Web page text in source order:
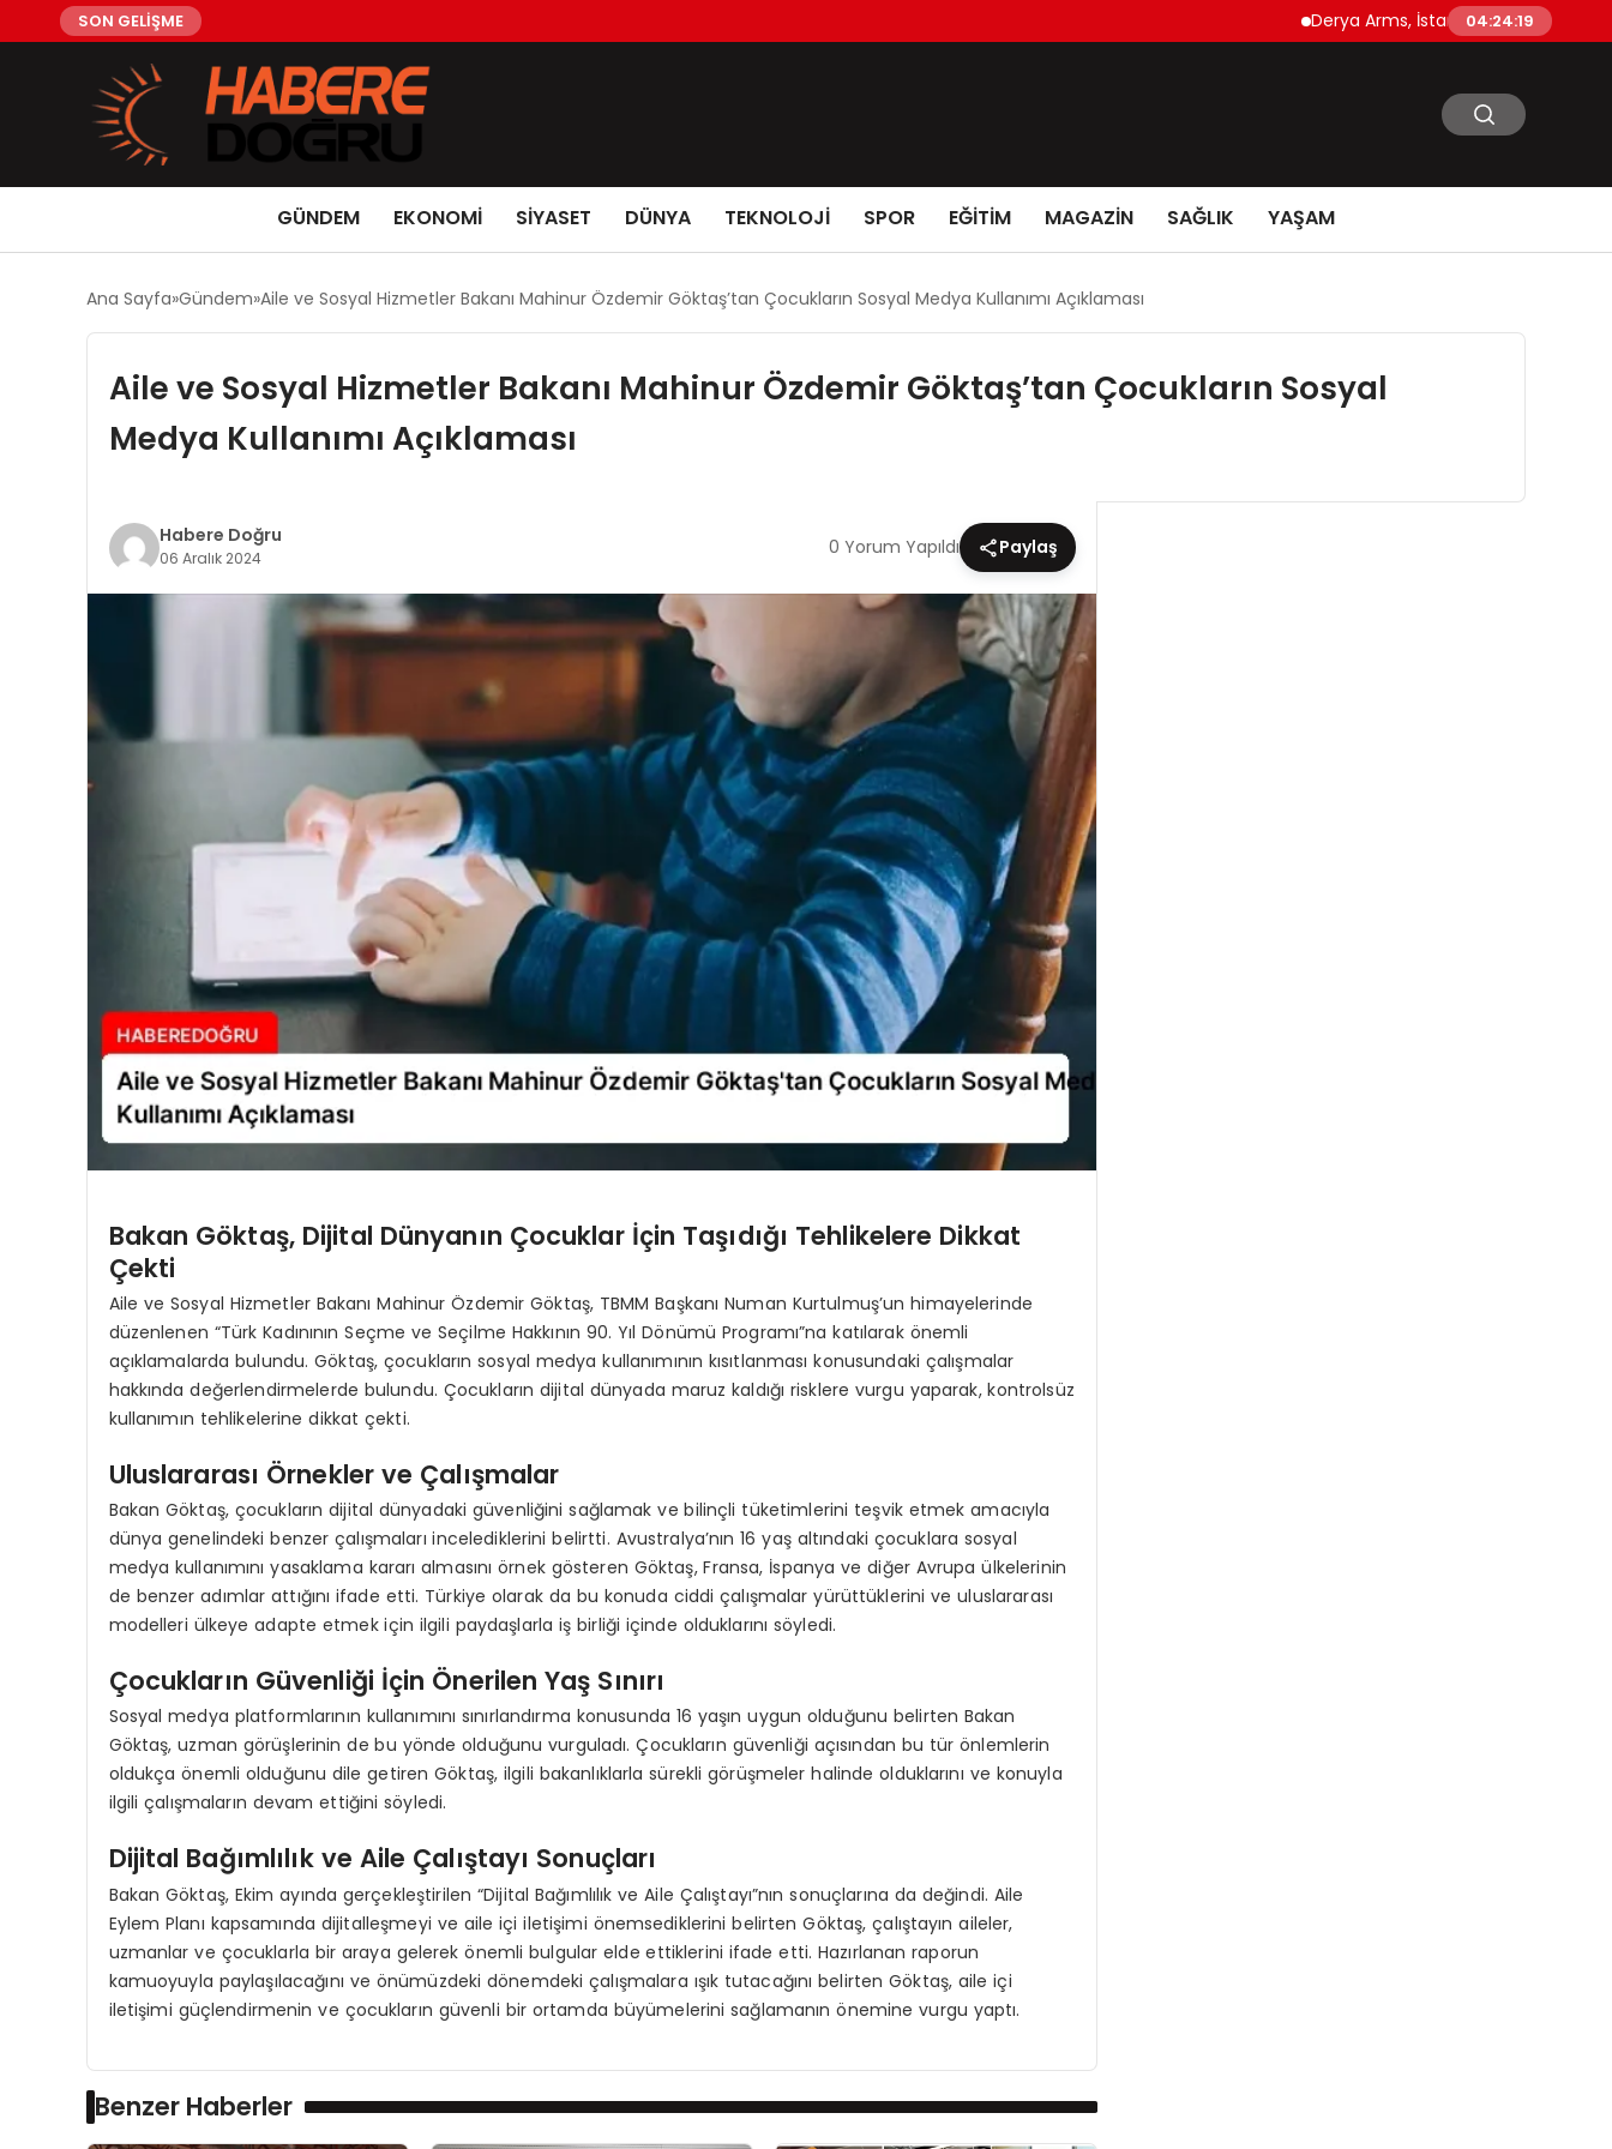
SON GELİŞME Derya Arms, İstanbul Prohunt 2026’da
04:24:20
GÜNDEM EKONOMİ SİYASET DÜNYA TEKNOLOJİ SPOR EĞİTİM MAGAZİN SAĞLIK YAŞAM
Ana Sayfa Gündem Aile ve Sosyal Hizmetler Bakanı Mahinur Özdemir Göktaş’tan Çocukların Sosyal Medya Kullanımı Açıklaması
Aile ve Sosyal Hizmetler Bakanı Mahinur Özdemir Göktaş’tan Çocukların Sosyal
Medya Kullanımı Açıklaması
Habere Doğru
06 Aralık 2024 0 Yorum Yapıldı Paylaş
Bakan Göktaş, Dijital Dünyanın Çocuklar İçin Taşıdığı Tehlikelere Dikkat
Çekti
Aile ve Sosyal Hizmetler Bakanı Mahinur Özdemir Göktaş, TBMM Başkanı Numan Kurtulmuş’un himayelerinde
düzenlenen “Türk Kadınının Seçme ve Seçilme Hakkının 90. Yıl Dönümü Programı”na katılarak önemli
açıklamalarda bulundu. Göktaş, çocukların sosyal medya kullanımının kısıtlanması konusundaki çalışmalar
hakkında değerlendirmelerde bulundu. Çocukların dijital dünyada maruz kaldığı risklere vurgu yaparak, kontrolsüz
kullanımın tehlikelerine dikkat çekti.
Uluslararası Örnekler ve Çalışmalar
Bakan Göktaş, çocukların dijital dünyadaki güvenliğini sağlamak ve bilinçli tüketimlerini teşvik etmek amacıyla
dünya genelindeki benzer çalışmaları incelediklerini belirtti. Avustralya’nın 16 yaş altındaki çocuklara sosyal
medya kullanımını yasaklama kararı almasını örnek gösteren Göktaş, Fransa, İspanya ve diğer Avrupa ülkelerinin
de benzer adımlar attığını ifade etti. Türkiye olarak da bu konuda ciddi çalışmalar yürüttüklerini ve uluslararası
modelleri ülkeye adapte etmek için ilgili paydaşlarla iş birliği içinde olduklarını söyledi.
Çocukların Güvenliği İçin Önerilen Yaş Sınırı
Sosyal medya platformlarının kullanımını sınırlandırma konusunda 16 yaşın uygun olduğunu belirten Bakan
Göktaş, uzman görüşlerinin de bu yönde olduğunu vurguladı. Çocukların güvenliği açısından bu tür önlemlerin
oldukça önemli olduğunu dile getiren Göktaş, ilgili bakanlıklarla sürekli görüşmeler halinde olduklarını ve konuyla
ilgili çalışmaların devam ettiğini söyledi.
Dijital Bağımlılık ve Aile Çalıştayı Sonuçları
Bakan Göktaş, Ekim ayında gerçekleştirilen “Dijital Bağımlılık ve Aile Çalıştayı”nın sonuçlarına da değindi. Aile
Eylem Planı kapsamında dijitalleşmeyi ve aile içi iletişimi önemsediklerini belirten Göktaş, çalıştayın aileler,
uzmanlar ve çocuklarla bir araya gelerek önemli bulgular elde ettiklerini ifade etti. Hazırlanan raporun
kamuoyuyla paylaşılacağını ve önümüzdeki dönemdeki çalışmalara ışık tutacağını belirten Göktaş, aile içi
iletişimi güçlendirmenin ve çocukların güvenli bir ortamda büyümelerini sağlamanın önemine vurgu yaptı.
Benzer Haberler